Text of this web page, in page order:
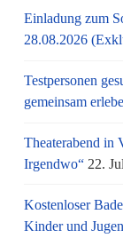
Einladung zum
28.08.2026
Testpersonen
gemeinsam
Theaterabend in
Irgendwo“ 22.
Kostenloser
Kinder und